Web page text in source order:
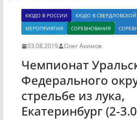
КЮДО В РОССИИ
КЮДО В
МЕРОПРИЯТИЯ
СОРЕВНОВАНИЯ
03.08.2019 Олег Акимов
Чемпионат
Федерального
стрельбе из лука,
Екатеринбург (2-